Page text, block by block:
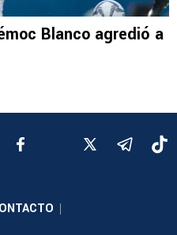
Blanco agredió a
|